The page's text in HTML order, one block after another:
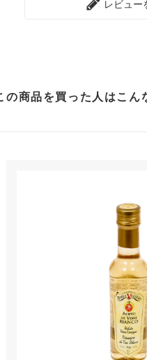
レビュー
の商品を買った人はこん